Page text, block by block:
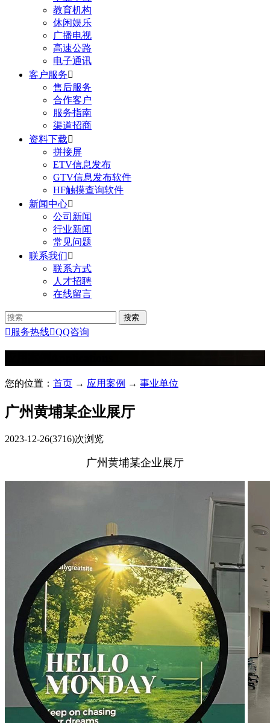
教育机构
休闲娱乐
广播电视
高速公路
电子通讯
客户服务
售后服务
合作客户
服务指南
渠道招商
资料下载
拼接屏
ETV信息发布
GTV信息发布软件
HF触摸查询软件
新闻中心
公司新闻
行业新闻
常见问题
联系我们
联系方式
人才招聘
在线留言
 服务热线QQ咨询
您的位置： 首页 → 应用案例 → 事业单位
广州黄埔某企业展厅
2023-12-26(3716)次浏览
广州黄埔某企业展厅